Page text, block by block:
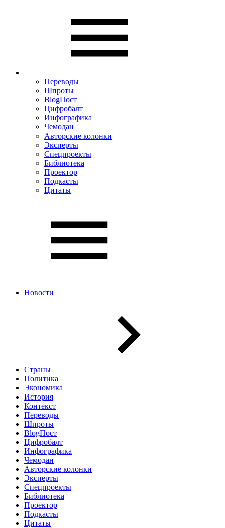
Переводы
Шпроты
BlogПост
Цифробалт
Инфографика
Чемодан
Авторские колонки
Эксперты
Спецпроекты
Библиотека
Проектор
Подкасты
Цитаты
Новости
Страны
Политика
Экономика
История
Контекст
Переводы
Шпроты
BlogПост
Цифробалт
Инфографика
Чемодан
Авторские колонки
Эксперты
Спецпроекты
Библиотека
Проектор
Подкасты
Цитаты